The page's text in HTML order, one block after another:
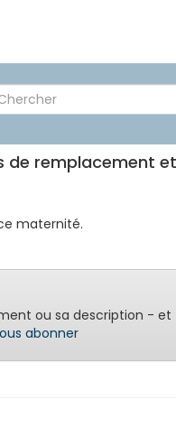
de remplacement
maternité.
ou sa description -
abonner